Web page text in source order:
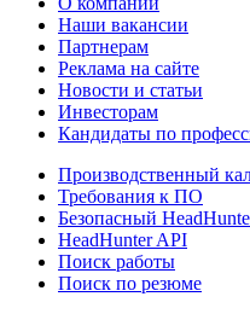
Наши вакансии
Партнерам
Реклама на сайте
Новости и статьи
Инвесторам
Кандидаты по
Производственный
Требования к ПО
Безопасный
HeadHunter API
Поиск работы
Поиск по резюме